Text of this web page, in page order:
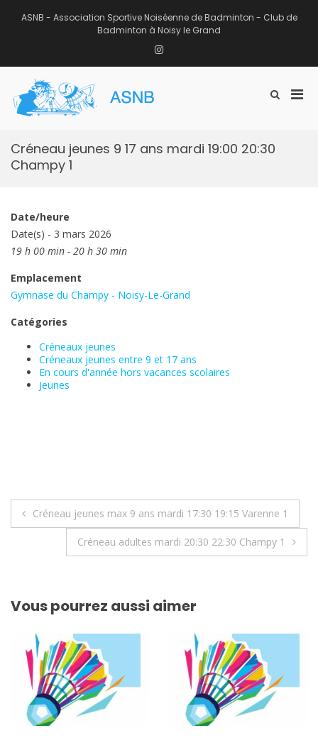
ASNB - Association Sportive Noiséenne de Badminton - Club de
Badminton à Noisy le Grand
Instagram
Afficher
recherche
Créneau jeunes 9 17 ans mardi 19:00 20:30
Champy 1
Date/heure
Date(s) - 3 mars 2026
19 h 00 min - 20 h 30 min
Emplacement
Gymnase du Champy - Noisy-Le-Grand
Catégories
Créneaux jeunes
Créneaux jeunes entre 9 et 17 ans
En cours d'année hors vacances scolaires
Jeunes
Navigation
Créneau jeunes max 9 ans mardi 17:30 19:15 Varenne 1
Créneau adultes mardi 20:30 22:30 Champy 1
Vous pourrez aussi aimer